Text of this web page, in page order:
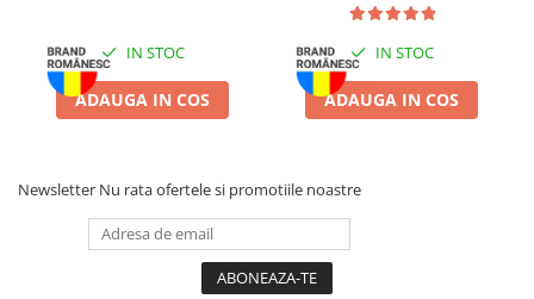
Hrană Broaște Țestoase
Întreținere Acvariu
IN STOC
ADAUGA IN COS
IN STOC
ADAUGA IN COS
Newsletter Nu rata ofertele si promotiile noastre